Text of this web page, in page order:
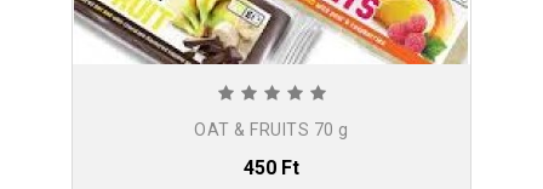
OAT & FRUITS 70 g
450 Ft